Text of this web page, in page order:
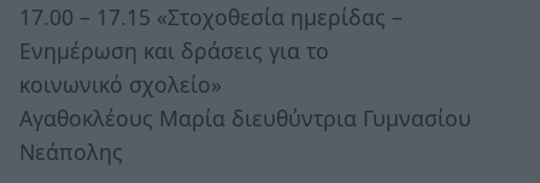
17.00 – 17.15 «Στοχοθεσία ημερίδας –
Ενημέρωση και δράσεις για το
κοινωνικό σχολείο»
Αγαθοκλέους Μαρία διευθύντρια Γυμνασίου
Νεάπολης